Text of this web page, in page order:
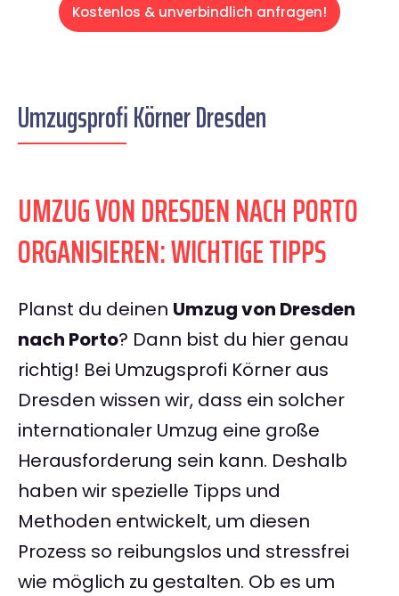
Kostenlos & unverbindlich anfragen!
Umzugsprofi Körner Dresden
UMZUG VON DRESDEN NACH PORTO
ORGANISIEREN: WICHTIGE TIPPS
Planst du deinen Umzug von Dresden
nach Porto? Dann bist du hier genau
richtig! Bei Umzugsprofi Körner aus
Dresden wissen wir, dass ein solcher
internationaler Umzug eine große
Herausforderung sein kann. Deshalb
haben wir spezielle Tipps und
Methoden entwickelt, um diesen
Prozess so reibungslos und stressfrei
wie möglich zu gestalten. Ob es um